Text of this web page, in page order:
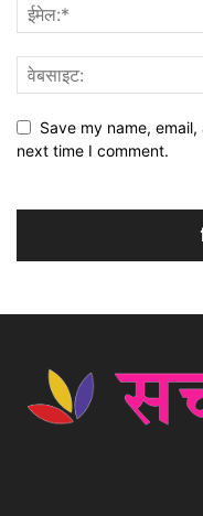
Save my name,
next time I comment.